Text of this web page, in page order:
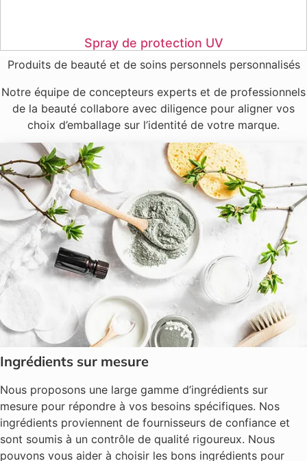
Spray de protection UV
Produits de beauté et de soins personnels personnalisés
Notre équipe de concepteurs experts et de professionnels
de la beauté collabore avec diligence pour aligner vos
choix d’emballage sur l’identité de votre marque.
Ingrédients sur mesure
Nous proposons une large gamme d’ingrédients sur
mesure pour répondre à vos besoins spécifiques. Nos
ingrédients proviennent de fournisseurs de confiance et
sont soumis à un contrôle de qualité rigoureux. Nous
pouvons vous aider à choisir les bons ingrédients pour